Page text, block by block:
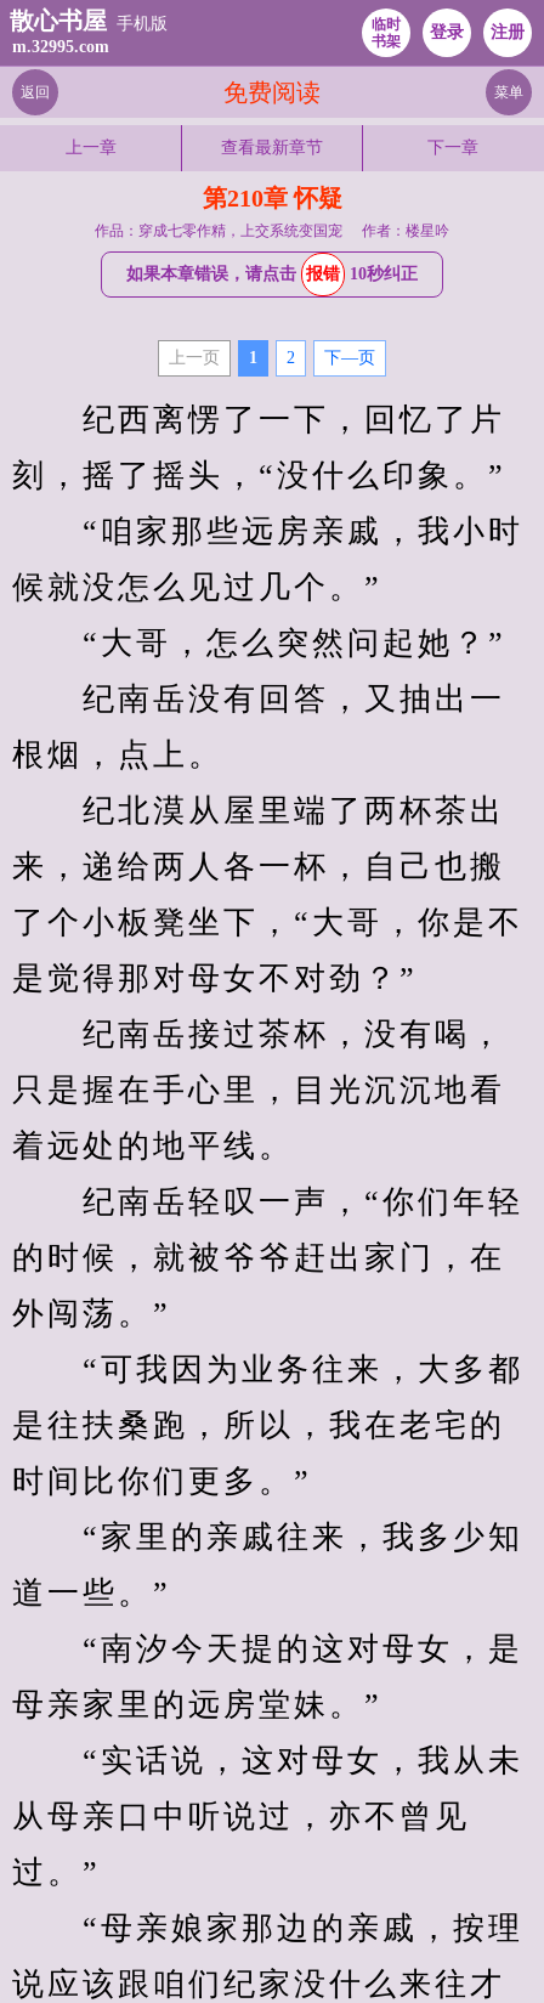
散心书屋 手机版
m.32995.com
临时
书架
登录 注册
免费阅读
返回 菜单
上一章 查看最新章节 下一章
第210章 怀疑
作品：穿成七零作精，上交系统变国宠 作者：楼星吟
如果本章错误，请点击 报错 10秒纠正
上一页 1 2 下—页
纪西离愣了一下，回忆了片
刻，摇了摇头，“没什么印象。”
“咱家那些远房亲戚，我小时
候就没怎么见过几个。”
“大哥，怎么突然问起她？”
纪南岳没有回答，又抽出一
根烟，点上。
纪北漠从屋里端了两杯茶出
来，递给两人各一杯，自己也搬
了个小板凳坐下，“大哥，你是不
是觉得那对母女不对劲？”
纪南岳接过茶杯，没有喝，
只是握在手心里，目光沉沉地看
着远处的地平线。
纪南岳轻叹一声，“你们年轻
的时候，就被爷爷赶出家门，在
外闯荡。”
“可我因为业务往来，大多都
是往扶桑跑，所以，我在老宅的
时间比你们更多。”
“家里的亲戚往来，我多少知
道一些。”
“南汐今天提的这对母女，是
母亲家里的远房堂妹。”
“实话说，这对母女，我从未
从母亲口中听说过，亦不曾见
过。”
“母亲娘家那边的亲戚，按理
说应该跟咱们纪家没什么来往才